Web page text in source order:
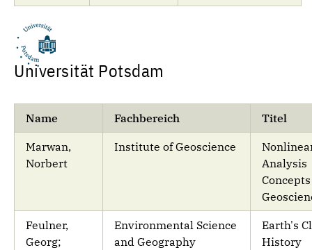
Universität Potsdam
Name Fachbereich Titel
Marwan,
Norbert
Institute of Geoscience
Analysis
Feulner,
Georg;
Environmental Science
and Geography
Earth's
History